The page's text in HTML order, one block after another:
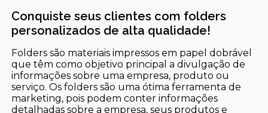
Conquiste seus clientes com folders
personalizados de alta qualidade!
Folders são materiais impressos em papel dobrável
que têm como objetivo principal a divulgação de
informações sobre uma empresa, produto ou
serviço. Os folders são uma ótima ferramenta de
marketing, pois podem conter informações
detalhadas sobre a empresa, seus produtos e